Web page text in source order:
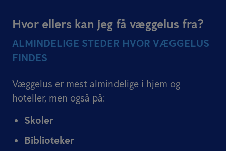
Hvor ellers kan jeg få væggelus fra?
ALMINDELIGE STEDER HVOR VÆGGELUS
FINDES
Væggelus er mest almindelige i hjem og
hoteller, men også på:
Skoler
Biblioteker